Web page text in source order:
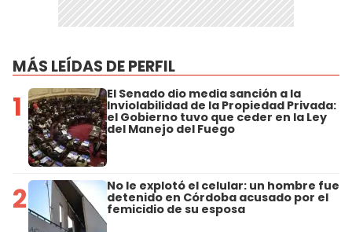
MÁS LEÍDAS DE PERFIL
1 El Senado dio media sanción a la
Inviolabilidad de la Propiedad Privada:
el Gobierno tuvo que ceder en la Ley
del Manejo del Fuego
2 No le explotó el celular: un hombre fue
detenido en Córdoba acusado por el
femicidio de su esposa